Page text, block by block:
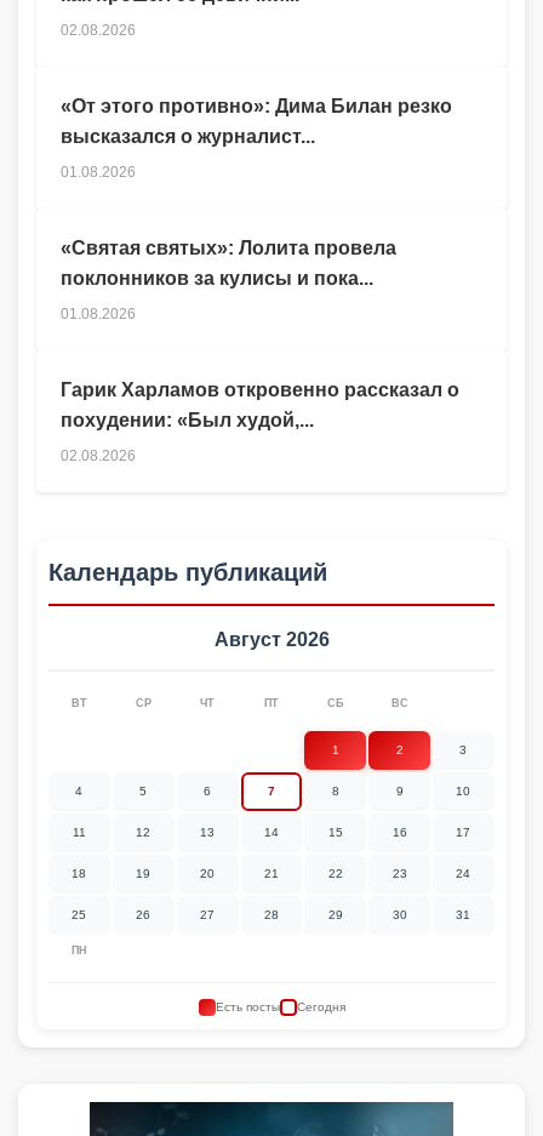
Гарик Харламов откровенно рассказал о
похудении: «Был худой,...
02.08.2026
02.08.2026
«От этого противно»: Дима Билан резко
высказался о журналист...
01.08.2026
«Святая святых»: Лолита провела
поклонников за кулисы и пока...
01.08.2026
Календарь публикаций
Август 2026
ПН
ВТ СР ЧТ ПТ СБ ВС
1 2 3
4 5 6 7 8 9 10
11 12 13 14 15 16 17
18 19 20 21 22 23 24
25 26 27 28 29 30 31
Есть посты Сегодня